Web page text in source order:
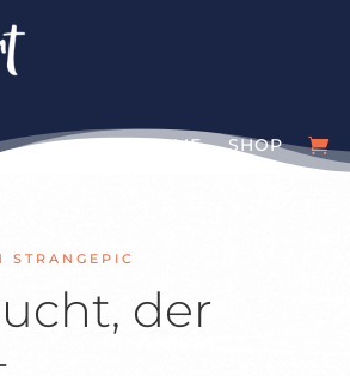
HOME SHOP
STRANGEPIC
der